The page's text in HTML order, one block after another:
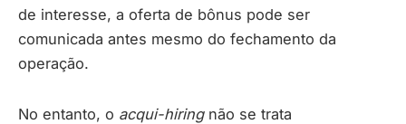
de interesse, a oferta de bônus pode ser
comunicada antes mesmo do fechamento da
operação.
No entanto, o acqui-hiringnão se trata